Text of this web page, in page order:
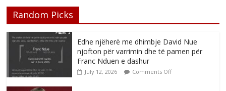
Random Picks
Edhe njëherë me dhimbje David Nue
njofton për varrimin dhe të pamen për
Franc Nduen e dashur
July 12, 2026 Comments Off